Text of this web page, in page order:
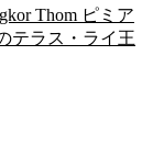
Thom ピミア
テラス・ライ王